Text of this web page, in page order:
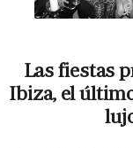
Las fiestas
Ibiza, el